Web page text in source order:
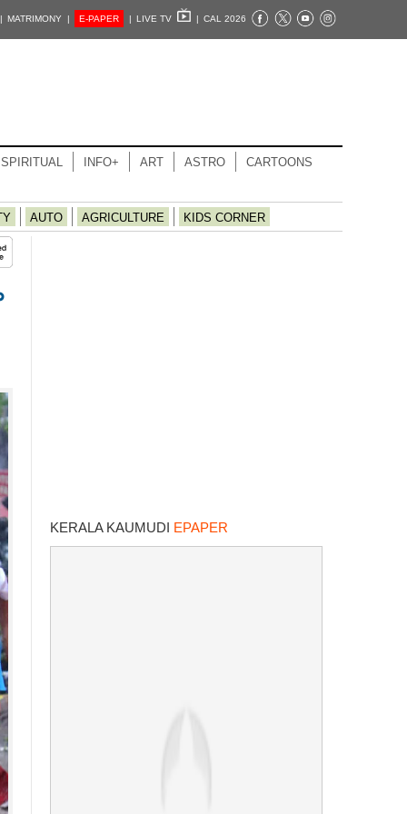
MATRIMONY | E-PAPER | LIVE TV | CAL 2026
SPIRITUAL INFO+ ART ASTRO CARTOONS
AUTO AGRICULTURE KIDS CORNER
KERALA KAUMUDI EPAPER